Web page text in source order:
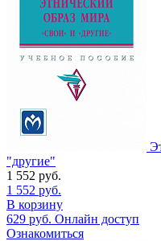
"другие"
1 552 руб.
1 552 руб.
В корзину
629 руб. Онлайн доступ
Ознакомиться